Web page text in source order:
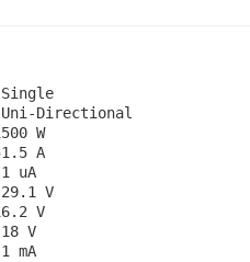
配置:		 Single
方向类型:	 Uni-Directional
W
A
最大反向漏电流:	 1 uA
最大钳位电压:	 29.1 V
V
最小击穿电压:	 18 V
测试电流:	 1 mA